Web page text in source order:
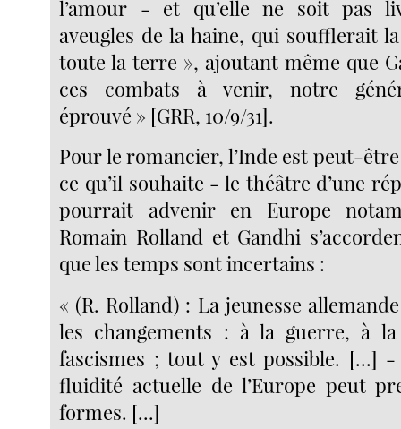
l’amour - et qu’elle ne soit pas
aveugles de la haine, qui soufflerait
toute la terre », ajoutant même que
ces combats à venir, notre
éprouvé » [GRR, 10/9/31].
Pour le romancier, l’Inde est peut-
ce qu’il souhaite - le théâtre d’une
pourrait advenir en Europe
Romain Rolland et Gandhi
que les temps sont incertains :
« (R. Rolland) : La jeunesse
les changements : à la guerre, à
fascismes ; tout y est possible. [...] -
fluidité actuelle de l’Europe peut
formes. [...]